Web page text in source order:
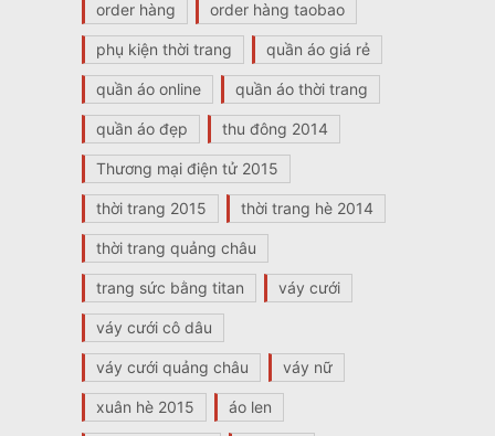
order hàng order hàng taobao
phụ kiện thời trang quần áo giá rẻ
quần áo online quần áo thời trang
quần áo đẹp thu đông 2014
Thương mại điện tử 2015
thời trang 2015 thời trang hè 2014
thời trang quảng châu
trang sức bằng titan váy cưới
váy cưới cô dâu
váy cưới quảng châu váy nữ
xuân hè 2015 áo len